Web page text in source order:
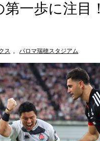
一歩に注目！
ス , パロマ瑞穂スタジアム